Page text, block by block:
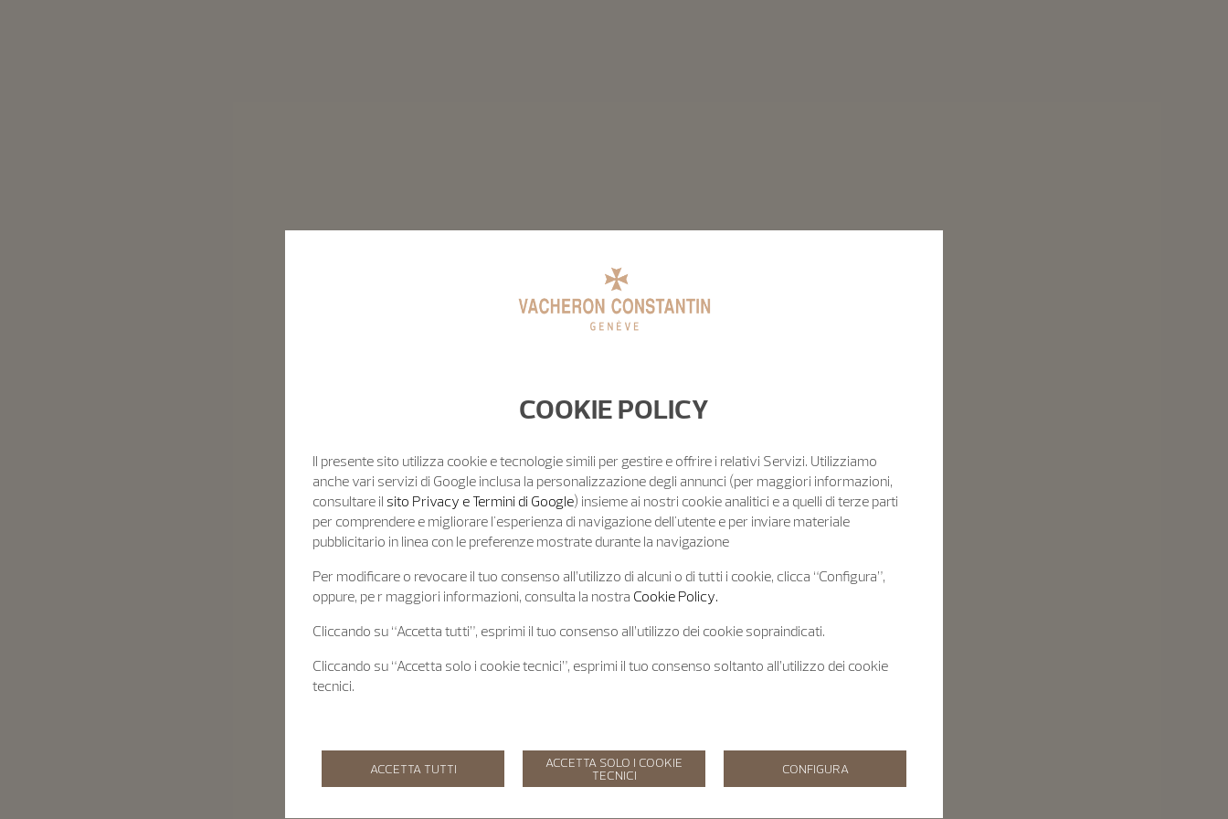
COOKIE POLICY
Il presente sito utilizza cookie e tecnologie simili per gestire e offrire i relativi Servizi. Utilizziamo
anche vari servizi di Google inclusa la personalizzazione degli annunci (per maggiori informazioni,
consultare il sito Privacy e Termini di Google) insieme ai nostri cookie analitici e a quelli di terze parti
per comprendere e migliorare l'esperienza di navigazione dell'utente e per inviare materiale
pubblicitario in linea con le preferenze mostrate durante la navigazione
Per modificare o revocare il tuo consenso all’utilizzo di alcuni o di tutti i cookie, clicca “Configura”,
oppure, pe r maggiori informazioni, consulta la nostra Cookie Policy.
Cliccando su “Accetta tutti”, esprimi il tuo consenso all’utilizzo dei cookie sopraindicati.
Cliccando su “Accetta solo i cookie tecnici”, esprimi il tuo consenso soltanto all’utilizzo dei cookie
tecnici.
ACCETTA TUTTI ACCETTA SOLO I COOKIE
TECNICI CONFIGURA